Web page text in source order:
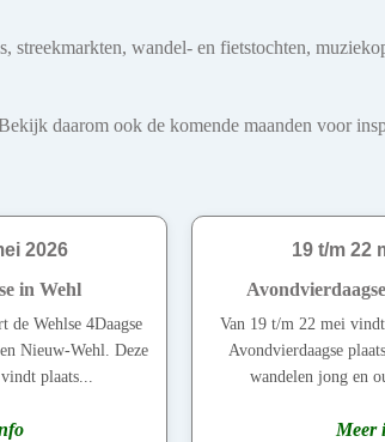
wandel- en fietstochten,
daarom ook de komende maanden voor
2026
in Wehl
de Wehlse 4Daagse
Nieuw-Wehl. Deze
plaats...
19 t/m 22
Van 19 t/m 22 mei
Avondvierdaagse
wandelen jong en
Meer